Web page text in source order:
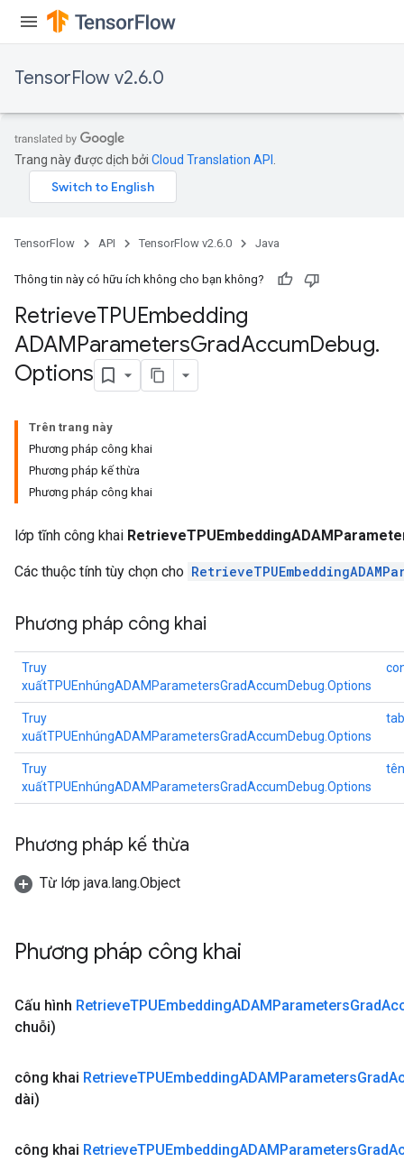
TensorFlow v2.6.0
Trang này được dịch bởi Cloud Translation API
TensorFlow API TensorFlow v2.6.0 Java
Thông tin này có hữu ích không cho bạn không?
RetrieveTPUEmbedding
ADAMParametersGradAccumDebug.
Options
Trên trang này
Phương pháp công khai
Phương pháp kế thừa
Phương pháp công khai
lớp tĩnh công khai
Các thuộc tính tùy chọn cho
Phương pháp công khai
Truy
xuấtTPUEnhúngADAMParametersGradAccumDebug.Options
Truy
xuấtTPUEnhúngADAMParametersGradAccumDebug.Options
Truy
xuấtTPUEnhúngADAMParametersGradAccumDebug.Options
Phương pháp kế thừa
Từ lớp java.lang.Object
Phương pháp công khai
Cấu hình RetrieveTPUEmbeddingADAMParametersGrad
chuỗi)
công khai RetrieveTPUEmbeddingADAMParametersGrad
dài)
công khai RetrieveTPUEmbeddingADAMParametersGrad